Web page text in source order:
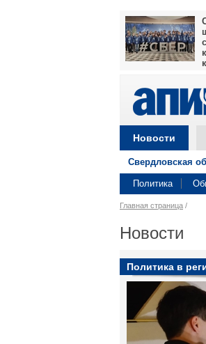
Новости
Свердловская
Политика
Главная страница /
Новости
Политика в